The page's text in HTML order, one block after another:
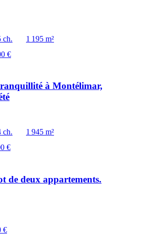
ch.
1 195 m²
€
à Montélimar,
ch.
1 945 m²
€
de deux appartements.
€